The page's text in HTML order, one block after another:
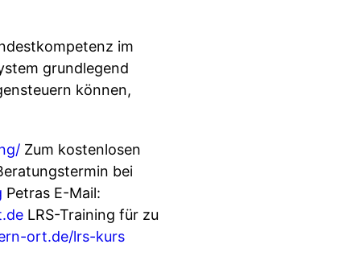
im
grundlegend
können,
Zum kostenlosen
bei
Petras E-Mail:
LRS-Training für zu
ort.de/lrs-kurs